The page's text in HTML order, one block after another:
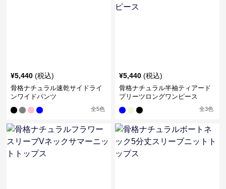
¥5,440 (税込)
骨格ナチュラル速乾サイドライ
ンワイドパンツ
全5色
¥5,440 (税込)
骨格ナチュラル半袖ティアード
プリーツロングワンピース
全3色